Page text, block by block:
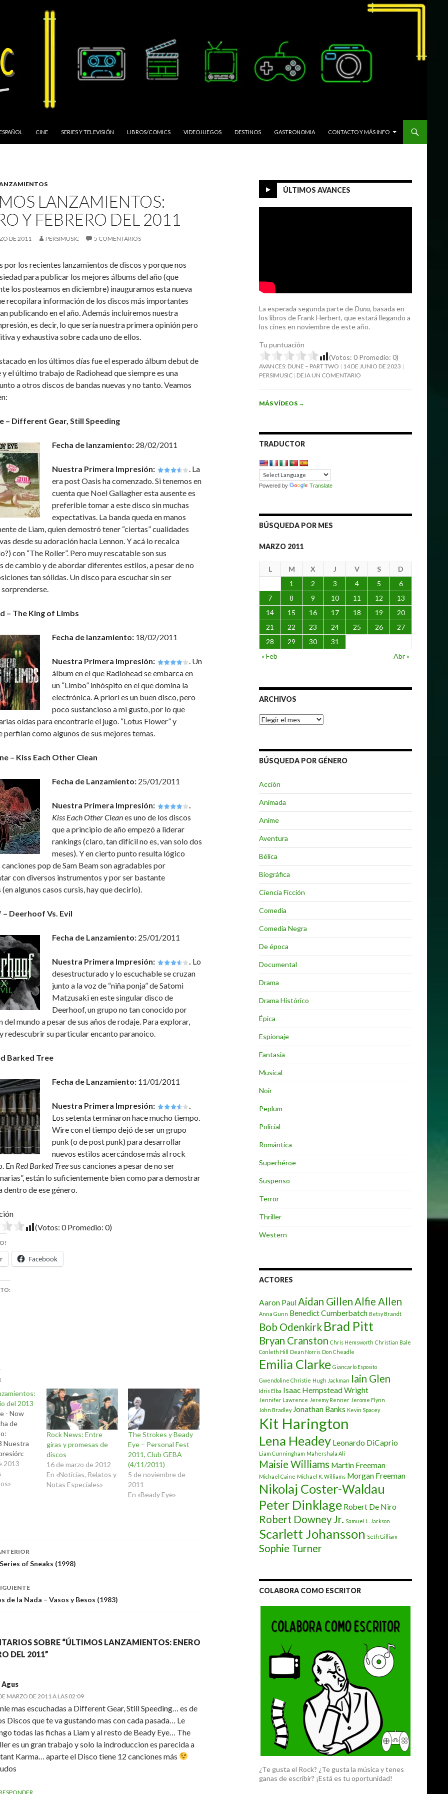
CINE SERIES Y TELEVISIÓN LIBROS/COMICS VIDEOJUEGOS DESTINOS GASTRONOMIA CONTACTO Y MÁS INFO
LANZAMIENTOS:
Y FEBRERO DEL 2011
DE 2011 PERSIMUSIC 5 COMENTARIOS
por los recientes lanzamientos de discos y porque nos
para publicar los mejores álbums del año (que
los posteamos en diciembre) inauguramos esta nueva
recopilara información de los discos más importantes
publicando en el año. Además incluiremos nuestra
es decir, lo que sería nuestra primera opinión pero
y exhaustiva sobre cada uno de ellos.
en los últimos días fue el esperado álbum debut de
y el último trabajo de Radiohead que siempre es una
a otros discos de bandas nuevas y no tanto. Veamos
– Different Gear, Still Speeding
Fecha de lanzamiento: 28/02/2011
Nuestra Primera Impresión:
. La
era post Oasis ha comenzado. Si tenemos en
cuenta que Noel Gallagher esta ausente es
preferible tomar a este disco sin muchas
expectativas. La banda queda en manos
de Liam, quien demostró tener “ciertas” cualidades
desde su adoración hacia Lennon. Y acá lo recalca
con “The Roller”. Pero muy rescatable son sus
de cambio y de abordar diferentes estilos, a pesar de no
tan sólidas. Un disco para escuchar sin ser
– The King of Limbs
Fecha de lanzamiento: 18/02/2011
Nuestra Primera Impresión:
. Un
álbum en el que Radiohead se embarca en
un “Limbo” inhóspito en el que domina la
electrónica. A priori es un buen disco, pero
poco sustancioso a mi gusto, por lo que
oídas para encontrarle el jugo. “Lotus Flower” y
perfilan como algunos de sus mejores temas.
– Kiss Each Other Clean
Fecha de Lanzamiento: 25/01/2011
Nuestra Primera Impresión:
.
Kiss Each Other Cleanes uno de los discos
que a principio de año empezó a liderar
rankings (claro, tan difícil no es, van solo dos
meses). Y en cierto punto resulta lógico
pop de Sam Beam son agradables por
con diversos instrumentos y por ser bastante
algunos casos cursis, hay que decirlo).
Deerhoof Vs. Evil
Fecha de Lanzamiento: 25/01/2011
Nuestra Primera Impresión: . Lo
desestructurado y lo escuchable se cruzan
junto a la voz de “niña ponja” de Satomi
Matzusaki en este singular disco de
Deerhoof, un grupo no tan conocido por
del mundo a pesar de sus años de rodaje. Para explorar,
redescubrir su particular encanto paranoico.
Barked Tree
Fecha de Lanzamiento: 11/01/2011
Nuestra Primera Impresión:
.
Los setenta terminaron hace mucho tiempo.
Wire con el tiempo dejó de ser un grupo
punk (o de post punk) para desarrollar
nuevos estilos acercándose más al rock
En Red Barked Treesus canciones a pesar de no ser
están lo suficientemente bien como para demostrar
dentro de ese género.
(Votos: 0Promedio: 0)
Facebook
del 2013
- Now
de
Nuestra
el rock,
Purple
de
2013
Rock News: Entre
giras y promesas de
discos
16 de marzo de 2012
En «Noticias, Relatos y
Notas Especiales»
The Strokes y Beady
Eye – Personal Fest
2011, Club GEBA
(4/11/2011)
5 de noviembre de
2011
En «Beady Eye»
of Sneaks (1998)
de la Nada – Vasos y Besos (1983)
SOBRE “ÚLTIMOS LANZAMIENTOS: ENERO
DEL 2011”
MARZO DE 2011 A LAS 02:09
mas escuchadas a Different Gear, Still Speeding… es de
Discos que te va gustando mas con cada pasada… Le
todas las fichas a Liam y al resto de Beady Eye… The
es un gran trabajo y solo la indroduccion es parecida a
Karma… aparte el Disco tiene 12 canciones más
ÚLTIMOS AVANCES
La esperada segunda parte de Duna, basada en
los libros de Frank Herbert, que estará llegando a
los cines en noviembre de este año.
Tu puntuación
(Votos: 0 Promedio: 0)
AVANCES: DUNE – PART TWO
14 DE JUNIO DE 2023
PERSIMUSIC DEJA UN COMENTARIO
MÁS VÍDEOS →
TRADUCTOR
Powered by Translate
BÚSQUEDA POR MES
MARZO 2011
L M X J V S
D
1
2 3 4 5
6
7
8 9 10 11 12
13
14
15 16 17 18 19
20
21
22 23 24 25 26
27
28
29 30
31
« Feb
Abr »
ARCHIVOS
Archivos
BÚSQUEDA POR GÉNERO
Acción
Animada
Anime
Aventura
Bélica
Biográfica
Ciencia Ficción
Comedia
Comedia Negra
De época
Documental
Drama
Drama Histórico
Épica
Espionaje
Fantasia
Musical
Noir
Peplum
Policial
Romántica
Superhéroe
Suspenso
Terror
Thriller
Western
ACTORES
Aaron PaulAidan GillenAlfie Allen
Anna Gunn Benedict Cumberbatch Betsy Brandt
Bob Odenkirk Brad Pitt
Bryan Cranston Chris Hemsworth Christian Bale
Conleth Hill
Dean Norris Don Cheadle
Emilia Clarke Giancarlo Esposito
Gwendoline Christie Hugh Jackman Iain Glen
Idris Elba Isaac Hempstead Wright
Jennifer Lawrence Jeremy Renner Jerome Flynn
John Bradley Jonathan Banks Kevin Spacey
Kit Harington
Lena Headey Leonardo DiCaprio
Liam Cunningham Mahershala Ali
Maisie Williams Martin Freeman
Michael Caine Michael K. Williams Morgan Freeman
Nikolaj Coster-Waldau
Peter Dinklage Robert De Niro
Robert Downey Jr. Samuel L. Jackson
Scarlett Johansson Seth Gilliam
Sophie Turner
COLABORA COMO ESCRITOR
¿Te gusta el Rock? ¿Te gusta la música y tenes
ganas de escribir? ¡Está es tu oportunidad!